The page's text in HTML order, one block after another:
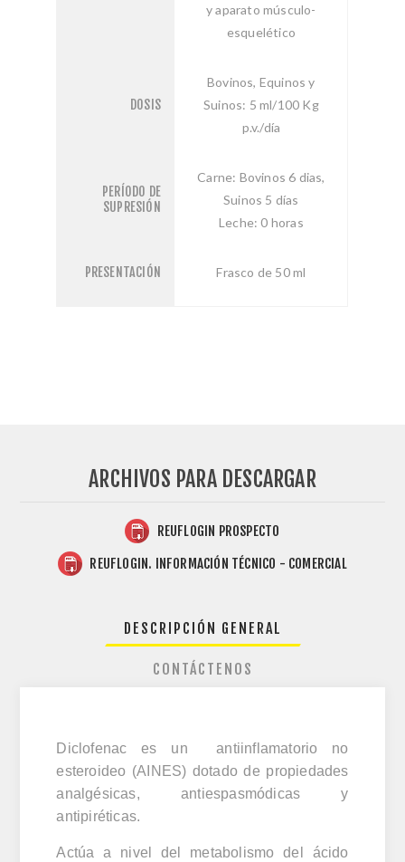
y aparato músculo-
esquelético
DOSIS
Bovinos, Equinos y
Suinos: 5 ml/100 Kg
p.v./día
PERÍODO DE
SUPRESIÓN
Carne: Bovinos 6 dias,
Suinos 5 días
Leche: 0 horas
PRESENTACIÓN Frasco de 50 ml
ARCHIVOS PARA DESCARGAR
REUFLOGIN PROSPECTO
REUFLOGIN. INFORMACIÓN TÉCNICO - COMERCIAL
DESCRIPCIÓN GENERAL
CONTÁCTENOS
Diclofenac es un antiinflamatorio no
esteroideo (AINES) dotado de propiedades
analgésicas, antiespasmódicas y
antipiréticas.
Actúa a nivel del metabolismo del ácido